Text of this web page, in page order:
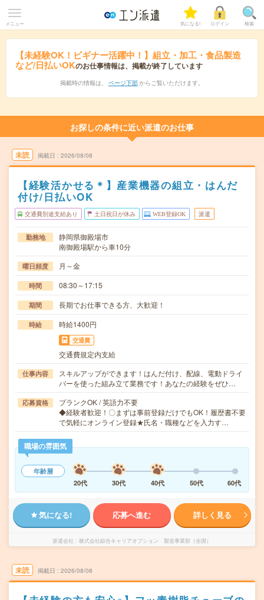
メニュー 気になる! ログイン 検索
【未経験OK！ビギナー活躍中！】組立・加工・食品製造
など/日払いOKのお仕事情報は、掲載が終了しています
掲載時の情報は、 ページ下部 からご覧いただけます。
お探しの条件に近い派遣のお仕事
未読 掲載日 2026/08/08
【経験活かせる＊】産業機器の組立・はんだ
付け/日払いOK
交通費別途支給あり 土日祝日が休み WEB登録OK 派遣
勤務地
静岡県御殿場市
南御殿場駅から車10分
曜日頻度 月～金
時間 08:30～17:15
期間 長期でお仕事できる方、大歓迎！
時給 時給1400円
交通費
交通費規定内支給
仕事内容
スキルアップができます！はんだ付け、配線、電動ドライ
バーを使った組み立て業務です！あなたの経験をぜひ…
応募資格
ブランクOK / 英語力不要
◆経験者歓迎！〇まずは事前登録だけでもOK！履歴書不要
で気軽にオンライン登録★氏名・職種などを入力す…
職場の雰囲気
年齢層
20代
30代 40代 50代 60代
気になる! 応募へ進む 詳しく見る
派遣会社 株式会社綜合キャリアオプション 製造事業部（全国）
未読 掲載日 2026/08/08